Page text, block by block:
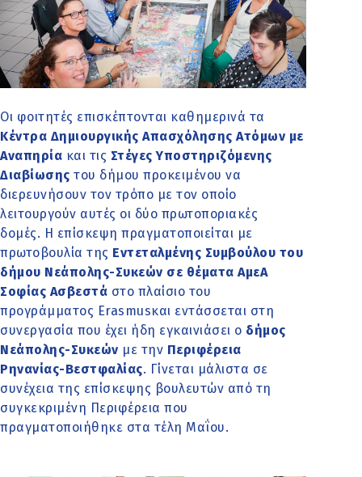
Οι φοιτητές επισκέπτονται καθημερινά τα
Κέντρα Δημιουργικής Απασχόλησης Ατόμων με
Αναπηρία και τις Στέγες Υποστηριζόμενης
Διαβίωσης του δήμου προκειμένου να
διερευνήσουν τον τρόπο με τον οποίο
λειτουργούν αυτές οι δύο πρωτοποριακές
δομές. Η επίσκεψη πραγματοποιείται με
πρωτοβουλία της Εντεταλμένης Συμβούλου του
δήμου Νεάπολης-Συκεών σε θέματα ΑμεΑ
Σοφίας Ασβεστά στο πλαίσιο του
προγράμματος Erasmusκαι εντάσσεται στη
συνεργασία που έχει ήδη εγκαινιάσει ο δήμος
Νεάπολης-Συκεών με την Περιφέρεια
Ρηνανίας-Βεστφαλίας. Γίνεται μάλιστα σε
συνέχεια της επίσκεψης βουλευτών από τη
συγκεκριμένη Περιφέρεια που
πραγματοποιήθηκε στα τέλη Μαΐου.